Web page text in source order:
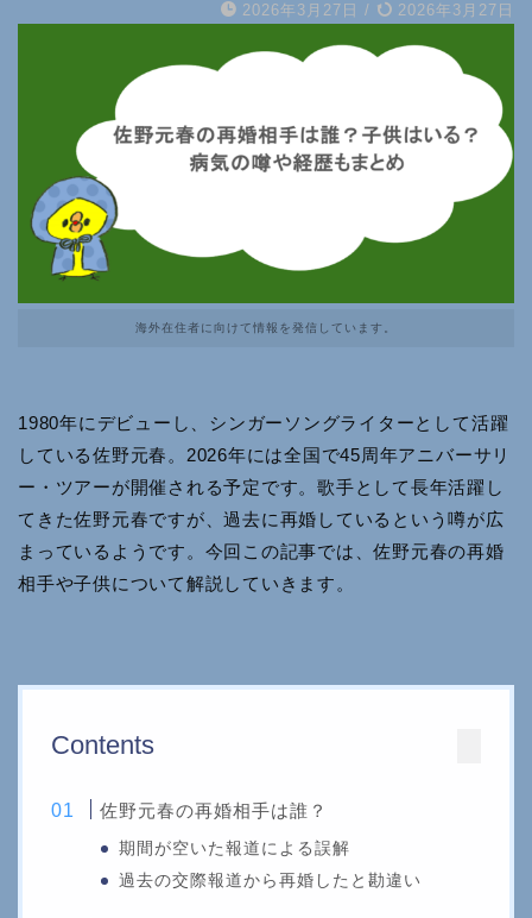
2026年3月27日 / 2026年3月27日
海外在住者に向けて情報を発信しています。
1980年にデビューし、シンガーソングライターとして活躍
している佐野元春。2026年には全国で45周年アニバーサリ
ー・ツアーが開催される予定です。歌手として長年活躍し
てきた佐野元春ですが、過去に再婚しているという噂が広
まっているようです。今回この記事では、佐野元春の再婚
相手や子供について解説していきます。
Contents
佐野元春の再婚相手は誰？
期間が空いた報道による誤解
過去の交際報道から再婚したと勘違い